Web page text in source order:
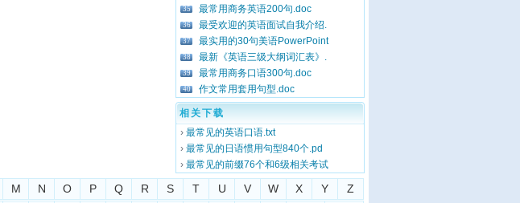
35 最常用商务英语200句.doc
36 最受欢迎的英语面试自我介绍.
37 最实用的30句美语PowerPoint
38 最新《英语三级大纲词汇表》.
39 最常用商务口语300句.doc
40 作文常用套用句型.doc
相关下载
› 最常见的英语口语.txt
› 最常见的日语惯用句型840个.pd
› 最常见的前缀76个和6级相关考试
M N O P Q R S T U V W X Y Z